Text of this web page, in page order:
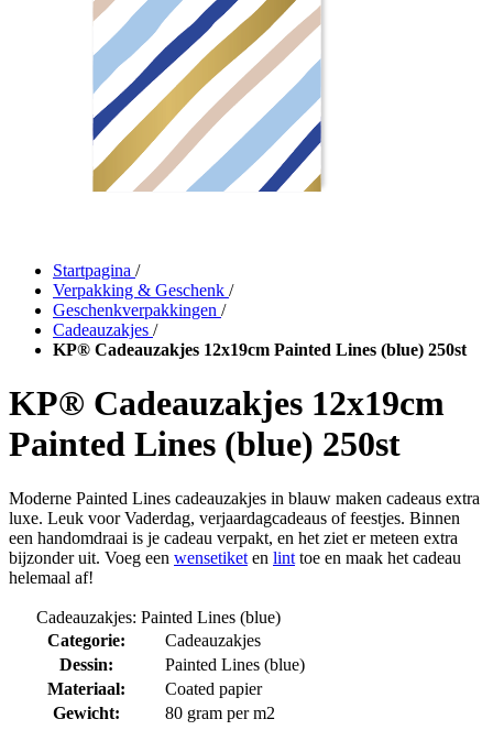
Startpagina /
Verpakking & Geschenk /
Geschenkverpakkingen /
Cadeauzakjes /
KP® Cadeauzakjes 12x19cm Painted Lines (blue) 250st
KP® Cadeauzakjes 12x19cm
Painted Lines (blue) 250st
Moderne Painted Lines cadeauzakjes in blauw maken cadeaus extra
luxe. Leuk voor Vaderdag, verjaardagcadeaus of feestjes. Binnen
een handomdraai is je cadeau verpakt, en het ziet er meteen extra
bijzonder uit. Voeg een wensetiket en lint toe en maak het cadeau
helemaal af!
Cadeauzakjes: Painted Lines (blue)
Categorie:
Cadeauzakjes
Dessin:
Painted Lines (blue)
Materiaal:
Coated papier
Gewicht:
80 gram per m2